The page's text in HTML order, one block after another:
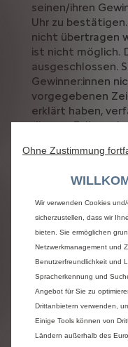
seinen/ihren
Uhr zu
nicht übertragen
ist nicht möglich.
ausgeschlossen.
Gewinner:innen
vorgegebenen
erklärt haben,
diesem Fall
Anwendung,
den Gewinn
Ausschluss vom
Von der
ausgeschlossen
Angehörige der
Teilnehmer:in ist
persönlichen
Teilnahme über
automatisierte
Ohne Zustimmung
Wir verwenden Cookies
sicherzustellen, dass wir
bieten. Sie ermöglichen
Netzwerkmanagement und
Benutzerfreundlichkeit und
Spracherkennung und
Angebot für Sie zu
Drittanbietern verwenden,
Einige Tools können von
Ländern außerhalb des